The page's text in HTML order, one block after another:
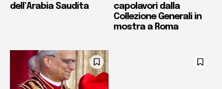
dell’Arabia Saudita
capolavori dalla
Collezione Generali in
mostra a Roma